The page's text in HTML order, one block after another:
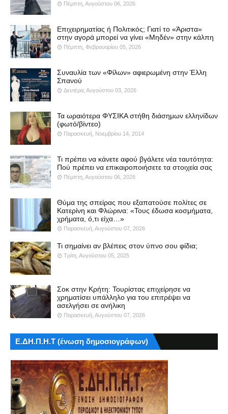
Πέμπτη, Αυγούστου 06, 2026
Επιχειρηματίας ή Πολιτικός; Γιατί το «Άριστα»
στην αγορά μπορεί να γίνει «Μηδέν» στην κάλπη
Πέμπτη, Φεβρουαρίου 05, 2026
Συναυλία των «Φίλων» αφιερωμένη στην Έλλη
Σπανού
Δευτέρα, Αυγούστου 03, 2026
Τα ωραιότερα ΦΥΣΙΚΑ στήθη διάσημων ελληνίδων
(φωτό/βίντεο)
Παρασκευή, Νοεμβρίου 14, 2014
Τι πρέπει να κάνετε αφού βγάλετε νέα ταυτότητα:
Πού πρέπει να επικαιροποιήσετε τα στοιχεία σας
Πέμπτη, Αυγούστου 06, 2026
Θύμα της σπείρας που εξαπατούσε πολίτες σε
Κατερίνη και Φλώρινα: «Τους έδωσα κοσμήματα,
χρήματα, ό,τι είχα…»
Παρασκευή, Αυγούστου 07, 2026
Τι σημαίνει αν βλέπεις στον ύπνο σου φίδια;
Τρίτη, Αυγούστου 05, 2025
Σοκ στην Κρήτη: Τουρίστας επιχείρησε να
χρηματίσει υπάλληλο για του επιτρέψει να
ασελγήσει σε ανήλικη
Παρασκευή, Αυγούστου 07, 2026
Ε.ΔΗ.Π.Η.Τ (ένωση δημοσιογράφων)